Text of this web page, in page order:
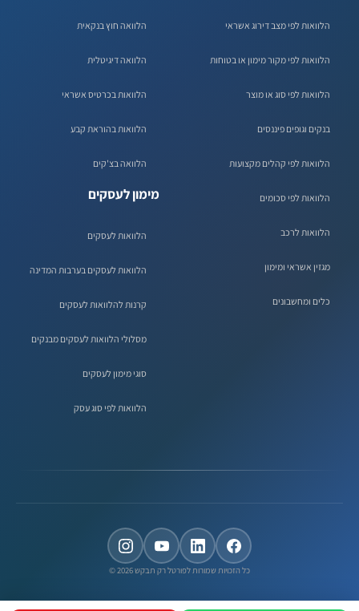
הלוואות לפי מצב דירוג אשראי
הלוואות לפי מקור מימון או בטוחות
הלוואות לפי סוג או מוצר
בנקים וגופים פיננסים
הלוואות לפי קהלים מקצועות
הלוואות לפי סכומים
הלוואות לרכב
מגזין אשראי ומימון
כלים ומחשבונים
הלוואה חוץ בנקאית
הלוואה דיגיטלית
הלוואות בכרטיס אשראי
הלוואות בהוראת קבע
הלוואה בצ'קים
מימון לעסקים
הלוואות לעסקים
הלוואות לעסקים בערבות המדינה
קרנות להלוואות לעסקים
מסלולי הלוואות לעסקים מבנקים
סוגי מימון לעסקים
הלוואות לפי סוג עסק
כל הזכויות שמורות לפורטל רק תבקש 2026 ©